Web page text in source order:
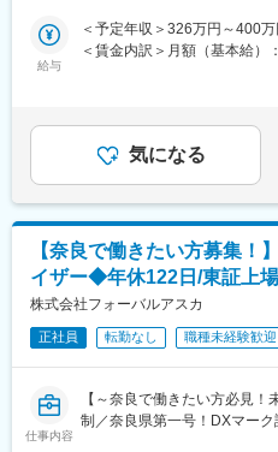
■キャリアパス
まず1人前の接客技術を身に
ジョブポスティング制度を活
グループ企業でご活躍いただ
が目指せます。
■正社員登用制度
半年に1回（年2回）受験いた
全国で年間100名以上の方が
■目標設定
たします。
その他、定性観点でも詳細
業務で意識することを明確に
■業務内容
家電量販店、モール型店舗内
店頭で使う販促ツール作成や
的に携わって頂きます。また
する販促ツールやPOP作成、
の為の各種プロモーションを
■入社後の流れ/キャリアパス
まず店頭での接客からスター
くゆくお任せ致します。正社
教育など、クルーを統括する
総合職として本部各部署の様
す。
員も多数います。自身の成
す。
給与
＜予定年収＞326万円～400
＜賃金内訳＞月額（基本給
～800万円スーパーバイザー
エリアマネージャー（総合職
あくまでも目安の金額であり
ります。月給(月額)は固定手
気になる
【奈良で働きたい方募集！
イザー◆年休122日/東証上
株式会社フォーバルアスカ
正社員 転勤なし 職種未経験歓迎
仕事内容
【～奈良で働きたい方必見
制／奈良県第一号！DXマー